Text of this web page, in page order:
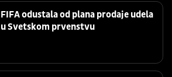
FIFA odustala od plana prodaje udela
u Svetskom prvenstvu